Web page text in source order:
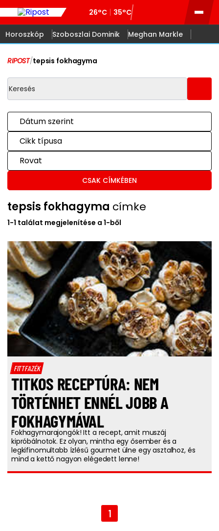
26°C 35°C
Horoszkóp Szoboszlai Dominik Meghan Markle
RIPOST/tepsis fokhagyma
Dátum szerint
Cikk típusa
Rovat
CSAK CÍMKÉBEN
tepsis fokhagyma címke
1-1 találat megjelenítése a 1-ből
FITTFAZÉK
TITKOS RECEPTÚRA: NEM
TÖRTÉNHET ENNÉL JOBB A
FOKHAGYMÁVAL
Fokhagymarajongók! Itt a recept, amit muszáj
kipróbálnotok. Ez olyan, mintha egy ősember és a
legkifinomultabb ízlésű gourmet ülne egy asztalhoz, és
mind a kettő nagyon elégedett lenne!
1